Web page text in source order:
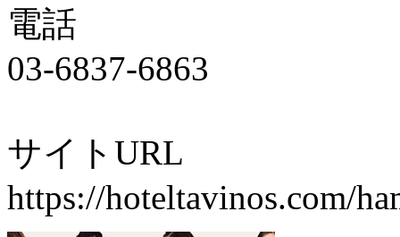
電話
03-6837-6863
サイトURL
https://hoteltavinos.com/